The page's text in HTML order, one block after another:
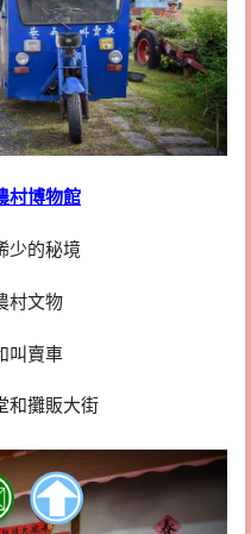
村博物館
少的秘境
村文物
叫賣車
和攤販大街